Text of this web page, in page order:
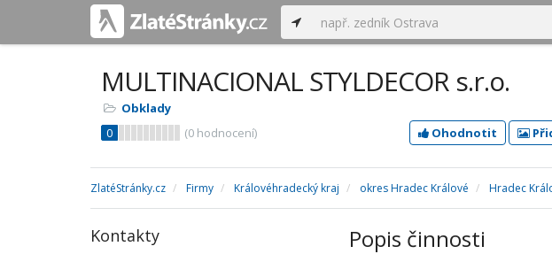
MULTINACIONAL STYLDECOR s.r.o.
Obklady
0
(0 hodnocení) Ohodnotit
ZlatéStránky.cz Firmy Královéhradecký kraj okres Hradec Králové Hradec
Popis činnosti
Kontakty